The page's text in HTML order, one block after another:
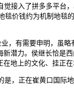
接入了拼多多平台
价钱约为机制地毯
有需要申明，虽
潜力。侯继长恰是
地上的文化、挂正在
正在崔黄口国际